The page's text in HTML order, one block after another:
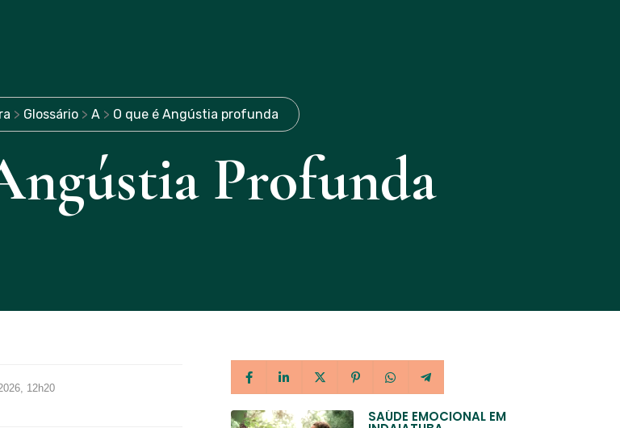
> Glossário> A> O que é Angústia profunda
Profunda
12h20
SAÚDE EMOCIONAL EM